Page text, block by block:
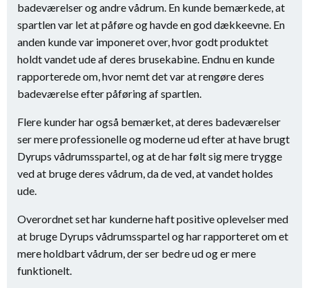
badeværelser og andre vådrum. En kunde bemærkede, at
spartlen var let at påføre og havde en god dækkeevne. En
anden kunde var imponeret over, hvor godt produktet
holdt vandet ude af deres brusekabine. Endnu en kunde
rapporterede om, hvor nemt det var at rengøre deres
badeværelse efter påføring af spartlen.
Flere kunder har også bemærket, at deres badeværelser
ser mere professionelle og moderne ud efter at have brugt
Dyrups vådrumsspartel, og at de har følt sig mere trygge
ved at bruge deres vådrum, da de ved, at vandet holdes
ude.
Overordnet set har kunderne haft positive oplevelser med
at bruge Dyrups vådrumsspartel og har rapporteret om et
mere holdbart vådrum, der ser bedre ud og er mere
funktionelt.